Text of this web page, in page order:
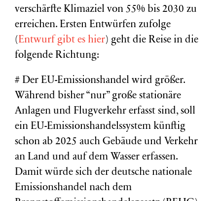
verschärfte Klimaziel von 55% bis 2030 zu
erreichen. Ersten Entwürfen zufolge
(Entwurf gibt es hier) geht die Reise in die
folgende Richtung:
# Der EU-Emissionshandel wird größer.
Während bisher “nur” große stationäre
Anlagen und Flugverkehr erfasst sind, soll
ein EU-Emissionshandelssystem künftig
schon ab 2025 auch Gebäude und Verkehr
an Land und auf dem Wasser erfassen.
Damit würde sich der deutsche nationale
Emissionshandel nach dem